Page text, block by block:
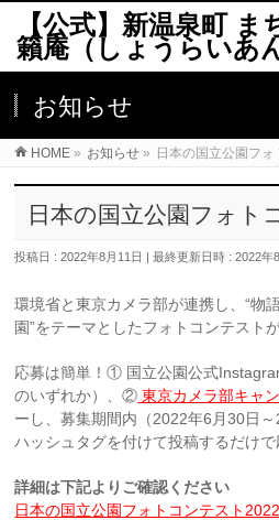
【公式】新温泉町
籟庵（しょうらいあ
お知らせ
HOME » お知らせ » 日本の国立公園フ
日本の国立公園フォト
投稿日 : 2022年8月11日 最終更新日時 : 2022年
環境省と東京カメラ部が連携し、“物
園”をテーマとしたフォトコンテスト
応募は簡単！① 国立公園公式
のいずれか）、② 東京カメラ部キャ
ーし、募集期間内（2022年6月30日
ハッシュタグを付けて投稿するだけで
詳細は下記よりご確認ください
日本の国立公園フォトコンテスト